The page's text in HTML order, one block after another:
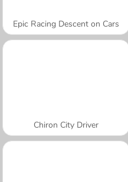
Epic Racing Descent on Cars
Chiron City Driver